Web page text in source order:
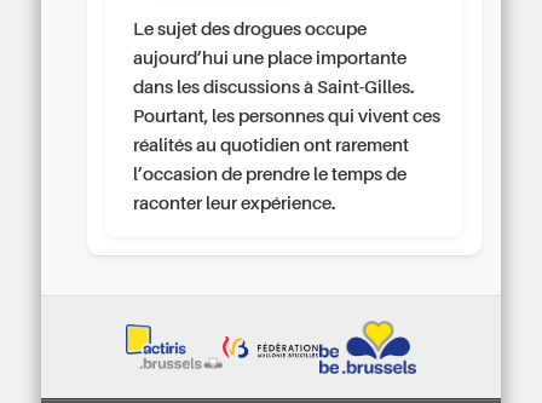
Le sujet des drogues occupe
aujourd’hui une place importante
dans les discussions à Saint-Gilles.
Pourtant, les personnes qui vivent ces
réalités au quotidien ont rarement
l’occasion de prendre le temps de
raconter leur expérience.